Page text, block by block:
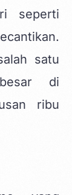
seperti
satu
di
ribu